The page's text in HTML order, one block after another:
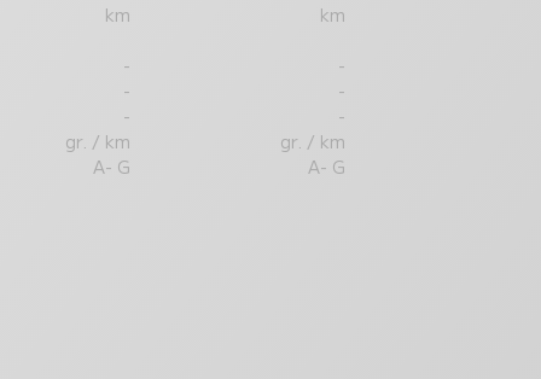
km
-
-
-
gr. / km
A- G
km
-
-
-
gr. / km
A- G